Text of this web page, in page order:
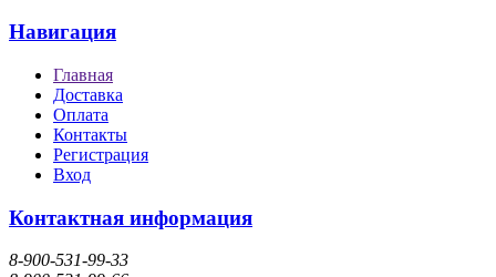
Навигация
Главная
Доставка
Оплата
Контакты
Регистрация
Вход
Контактная информация
8-900-531-99-33